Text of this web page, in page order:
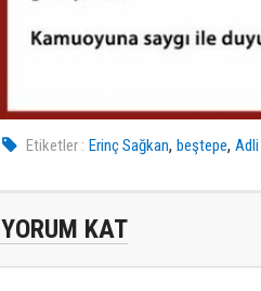
Etiketler : Erinç Sağkan,beştepe,Adli
YORUM KAT